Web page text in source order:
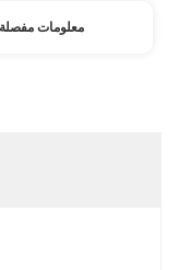
معلومات مفصلة